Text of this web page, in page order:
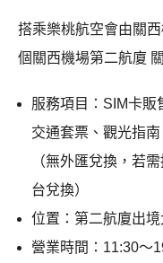
搭乘樂桃航空會由關
個關西機場第二航廈
服務項目：SIM卡販
交通套票、觀光指
（無外匯兌換，若
台兌換）
位置：第二航廈出
營業時間：11:30～